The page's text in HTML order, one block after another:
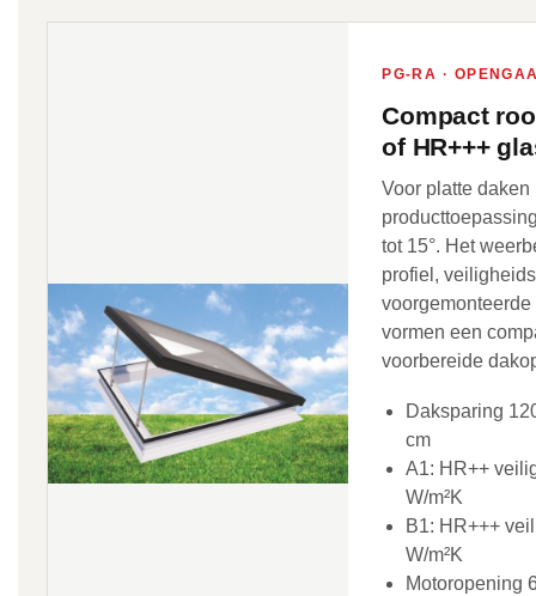
PG-RA ·
Compact
of HR+++
Voor platte daken
tot 15°. Het
profiel,
vormen een
voorbereide
Daksparing
cm
A1: HR++
W/m²K
B1: HR+++
W/m²K
Motoropening